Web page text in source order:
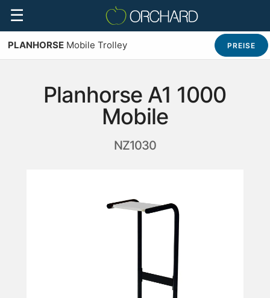
☰
PLANHORSE Mobile Trolley PREISE
Planhorse A1 1000
Mobile
NZ1030